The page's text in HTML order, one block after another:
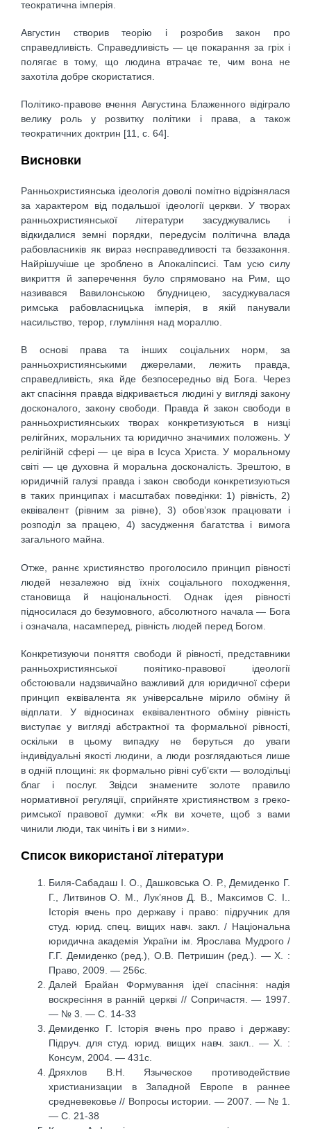
теократична імперія.
Августин створив теорію і розробив закон про
справедливість. Справедливість — це покарання за гріх і
полягає в тому, що людина втрачає те, чим вона не
захотіла добре скористатися.
Політико-правове вчення Августина Блаженного відіграло
велику роль у розвитку політики і права, а також
теократичних доктрин [11, c. 64].
Висновки
Ранньохристиянська ідеологія доволі помітно відрізнялася
за характером від подальшої ідеології церкви. У творах
ранньохристиянської літератури засуджувались і
відкидалися земні порядки, передусім політична влада
рабовласників як вираз несправедливості та беззаконня.
Найрішучіше це зроблено в Апокаліпсисі. Там усю силу
викриття й заперечення було спрямовано на Рим, що
називався Вавилонською блудницею, засуджувалася
римська рабовласницька імперія, в якій панували
насильство, терор, глумління над мораллю.
В основі права та інших соціальних норм, за
ранньохристиянськими джерелами, лежить правда,
справедливість, яка йде безпосередньо від Бога. Через
акт спасіння правда відкривається людині у вигляді закону
досконалого, закону свободи. Правда й закон свободи в
ранньохристиянських творах конкретизуються в низці
релігйних, моральних та юридично значимих положень. У
релігійній сфері — це віра в Ісуса Христа. У моральному
світі — це духовна й моральна досконалість. Зрештою, в
юридичній галузі правда і закон свободи конкретизуються
в таких принципах і масштабах поведінки: 1) рівність, 2)
еквівалент (рівним за рівне), 3) обов’язок працювати і
розподіл за працею, 4) засудження багатства і вимога
загального майна.
Отже, раннє християнство проголосило принцип рівності
людей незалежно від їхніх соціального походження,
становища й національності. Однак ідея рівності
підносилася до безумовного, абсолютного начала — Бога
і означала, насамперед, рівність людей перед Богом.
Конкретизуючи поняття свободи й рівності, представники
ранньохристиянської пояітико-правової ідеології
обстоювали надзвичайно важливий для юридичної сфери
принцип еквівалента як універсальне мірило обміну й
відплати. У відносинах еквівалентного обміну рівність
виступає у вигляді абстрактної та формальної рівності,
оскільки в цьому випадку не беруться до уваги
індивідуальні якості людини, а люди розглядаються лише
в одній площині: як формально рівні суб’єкти — володільці
благ і послуг. Звідси знамените золоте правило
нормативної регуляції, сприйняте християнством з греко-
римської правової думки: «Як ви хочете, щоб з вами
чинили люди, так чиніть і ви з ними».
Список використаної літератури
Биля-Сабадаш І. О., Дашковська О. Р., Демиденко Г.
Г., Литвинов О. М., Лук’янов Д. В., Максимов С. І..
Історія вчень про державу і право: підручник для
студ. юрид. спец. вищих навч. закл. / Національна
юридична академія України ім. Ярослава Мудрого /
Г.Г. Демиденко (ред.), О.В. Петришин (ред.). — Х. :
Право, 2009. — 256с.
Далей Брайан Формування ідеї спасіння: надія
воскресіння в ранній церкві // Сопричастя. — 1997.
— № 3. — С. 14-33
Демиденко Г. Історія вчень про право і державу:
Підруч. для студ. юрид. вищих навч. закл.. — Х. :
Консум, 2004. — 431с.
Дряхлов В.Н. Языческое противодействие
христианизации в Западной Европе в раннее
средневековье // Вопросы истории. — 2007. — № 1.
— С. 21-38